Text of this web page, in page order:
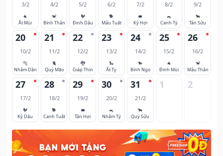
3/2
🐐
Ất Mùi
4/2
🐒
Bính Thân
5/2
🐓
Đinh Dậu
6/2
🐕
Mậu Tuất
7/2
🐖
Kỷ Hợi
8/2
🐀
Canh Tý
9/2
🐂
Tân Sửu
20
10/2
🐅
Nhâm Dần
21
11/2
🐈
Quý Mão
22
12/2
🐉
Giáp Thìn
23
13/2
🐍
Ất Tỵ
24
14/2
🐎
Bính Ngọ
25
15/2
🐐
Đinh Mùi
26
16/2
🐒
Mậu Thân
27
17/2
🐓
Kỷ Dậu
28
18/2
🐕
Canh Tuất
29
19/2
🐖
Tân Hợi
30
20/2
🐀
Nhâm Tý
31
21/2
🐂
Quý Sửu
1 2